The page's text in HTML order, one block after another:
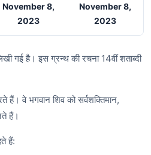
November 8,
2023
November 8,
2023
गई है। इस ग्रन्थ की रचना 14वीं शताब्दी
हैं। वे भगवान शिव को सर्वशक्तिमान,
हैं।
हैं: